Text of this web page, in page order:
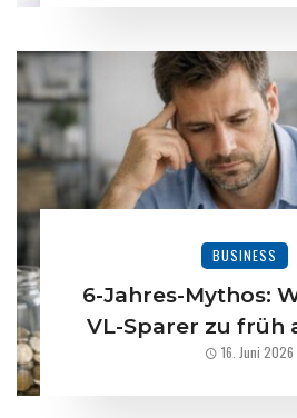
BUSINESS
6-Jahres-Mythos:
VL-Sparer zu früh
16. Juni 2026